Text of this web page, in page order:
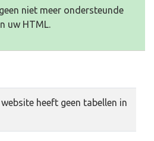
niet meer ondersteunde
uw HTML.
heeft geen tabellen in